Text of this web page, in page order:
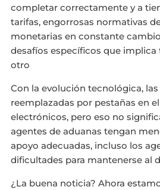
completar correctamente y a
tarifas, engorrosas normativas
monetarias en constante
desafíos específicos que
otro
Con la evolución tecnológica,
reemplazadas por pestañas en
electrónicos, pero eso no
agentes de aduanas tengan
apoyo adecuadas, incluso los
dificultades para mantenerse al
¿La buena noticia? Ahora